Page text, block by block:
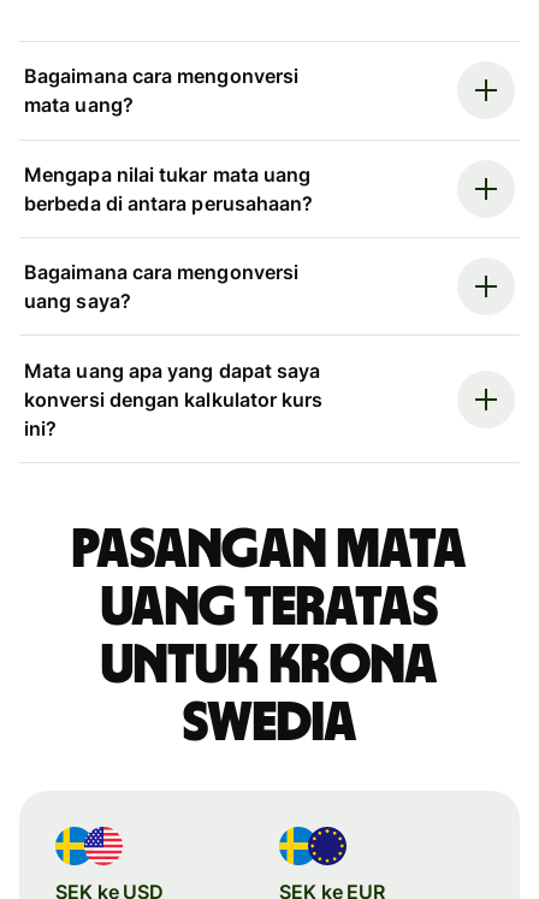
Bagaimana cara mengonversi
mata uang?
Mengapa nilai tukar mata uang
berbeda di antara perusahaan?
Bagaimana cara mengonversi
uang saya?
Mata uang apa yang dapat saya
konversi dengan kalkulator kurs
ini?
Pasangan mata
uang teratas
untuk krona
Swedia
SEK ke USD SEK ke EUR